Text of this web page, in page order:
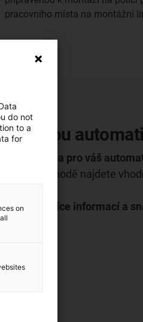
pracovního místa na montážní
levnou
robotika pro váš
obchodě najdete
zjistěte více informací a
do not
to a
for
on